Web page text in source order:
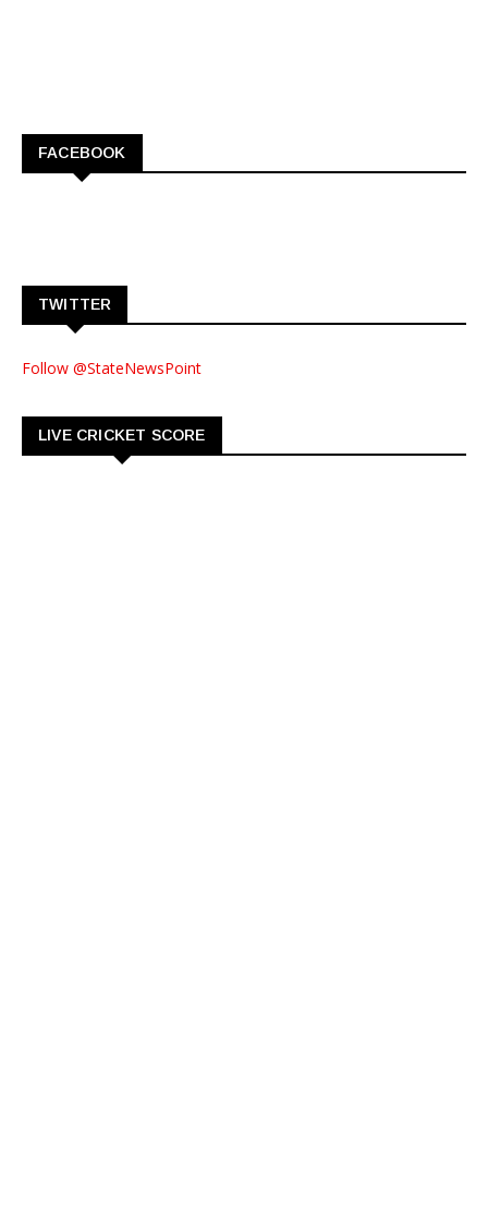
FACEBOOK
TWITTER
Follow @StateNewsPoint
LIVE CRICKET SCORE